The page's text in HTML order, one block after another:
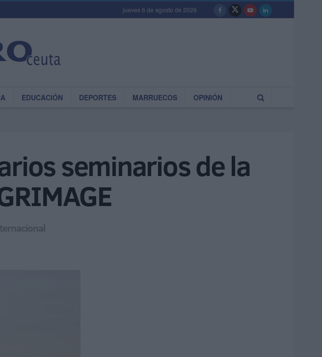
jueves 6 de agosto de 2026
EDUCACIÓN DEPORTES MARRUECOS OPINIÓN
seminarios de la